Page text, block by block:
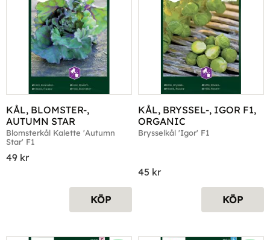
KÅL, BLOMSTER-,
AUTUMN STAR
Blomsterkål Kalette 'Autumn
Star' F1
49 kr
KÖP
KÅL, BRYSSEL-, IGOR F1,
ORGANIC
Brysselkål 'Igor' F1
45 kr
KÖP